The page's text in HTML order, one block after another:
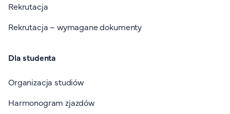
Rekrutacja
Rekrutacja – wymagane dokumenty
Dla studenta
Organizacja studiów
Harmonogram zjazdów